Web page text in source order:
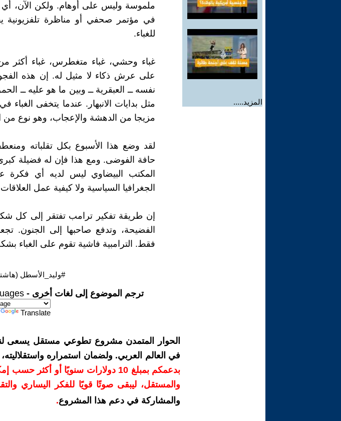
المزيد.....
ملموسة وليس على أوهام. ولكن الآن،
في مؤتمر صحفي أو مناظرة تلفزيونية
للغباء.
غباء وحشي، غباء متغطرس، غباء أكثر
على عرش ذكاء لا مثيل له. إن هذه
نفسه ــ العبقرية ــ وبين ما هو عليه ــ
مثل بدايات الانبهار. عندما يتخفى الغباء
مزيجا من الدهشة والإعجاب، وهو نوع من
لقد وضع هذا الأسبوع بكل تقلباته
حافة الفوضى. ومع هذا فإن له فضيلة
المكتب البيضاوي ليس لديه أي فكرة
الجغرافيا السياسية ولا كيفية عمل
إن طريقة تفكير ترامب تفتقر إلى كل
الفضيحة، وتدفع صاحبها إلى الجنون.
فقط. الترامبية فاشية تقوم على الغباء
#وليد_الأسطل
ترجم الموضوع إلى لغات أخرى -
Translate
الحوار المتمدن مشروع تطوعي مستقل يسعى
في العالم العربي. ولضمان استمراره
بدعمكم بمبلغ 10 دولارات سنويًا أو
والمستقل، ليبقى صوتًا قويًا للفكر اليساري
والمشاركة في دعم هذا المشروع.